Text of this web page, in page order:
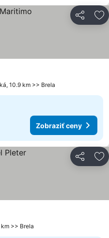
Zdieľať
10.9 km >> Brela
Zobraziť ceny
Zdieľať
km >> Brela